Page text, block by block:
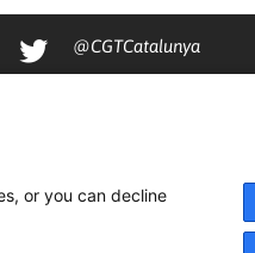
@CGTCatalunya
or you can decline